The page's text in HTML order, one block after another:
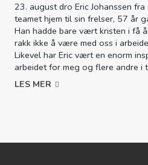
23. august dro Eric Johanssen
teamet hjem til sin frelser, 57 år
Han hadde bare vært kristen i få
rakk ikke å være med oss i
Likevel har Eric vært en enorm
arbeidet for meg og flere andre i
LES MER